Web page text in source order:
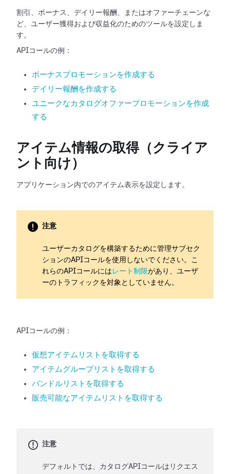
割引、ボーナス、デイリー報酬、またはオファーチェーンな
ど、ユーザー獲得および収益化のためのツールを設定しま
す。
APIコールの例：
ボーナスプロモーションを作成する
デイリー報酬を作成する
ユニークなカタログオファープロモーションを作成
する
アイテム情報の取得（クライア
ント向け）
アプリケーション内でのアイテム表示を設定します。
注意
ユーザーカタログを構築するために管理サブセク
ションのAPIコールを使用しないでください。こ
れらのAPIコールには レート制限があり、ユーザ
ーのトラフィックを対象としていません。
APIコールの例：
仮想アイテムリストを取得する
アイテムグループリストを取得する
バンドルリストを取得する
販売可能なアイテムリストを取得する
注意
デフォルトでは、カタログAPIコールはリクエス